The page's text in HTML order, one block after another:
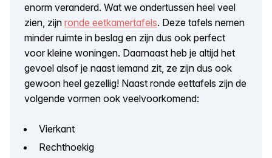
enorm veranderd. Wat we ondertussen heel veel
zien, zijn ronde eetkamertafels. Deze tafels nemen
minder ruimte in beslag en zijn dus ook perfect
voor kleine woningen. Daarnaast heb je altijd het
gevoel alsof je naast iemand zit, ze zijn dus ook
gewoon heel gezellig! Naast ronde eettafels zijn de
volgende vormen ook veelvoorkomend:
Vierkant
Rechthoekig